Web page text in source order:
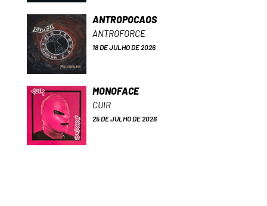
ANTROPOCAOS
ANTROFORCE
18 DE JULHO DE 2026
MONOFACE
CUIR
25 DE JULHO DE 2026